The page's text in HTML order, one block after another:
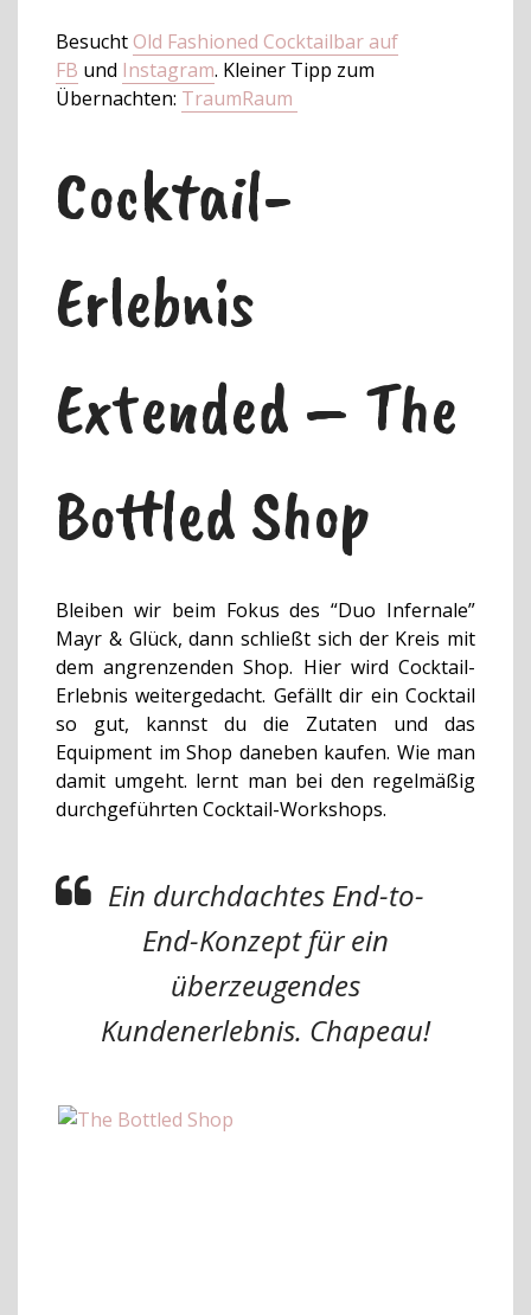
Besucht Old Fashioned Cocktailbar auf
FB und Instagram. Kleiner Tipp zum
Übernachten: TraumRaum
Cocktail-
Erlebnis
Extended – The
Bottled Shop
Bleiben wir beim Fokus des “Duo Infernale”
Mayr & Glück, dann schließt sich der Kreis mit
dem angrenzenden Shop. Hier wird Cocktail-
Erlebnis weitergedacht. Gefällt dir ein Cocktail
so gut, kannst du die Zutaten und das
Equipment im Shop daneben kaufen. Wie man
damit umgeht. lernt man bei den regelmäßig
durchgeführten Cocktail-Workshops.
Ein durchdachtes End-to-
End-Konzept für ein
überzeugendes
Kundenerlebnis. Chapeau!